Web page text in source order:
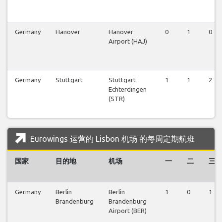
Germany Hanover
Hanover
Airport (HAJ)
0 1 0
Germany Stuttgart
Stuttgart
Echterdingen
(STR)
1 1 2
Eurowings 运营的 Lisbon 机场 的每周定期航班
国家 目的地 机场 一 二 三
Germany
Berlin
Brandenburg
Berlin
Brandenburg
Airport (BER)
1 0 1